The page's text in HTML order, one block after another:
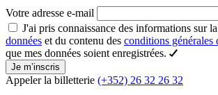
Votre adresse e-mail
J'ai pris connaissance des informations sur la
données et du contenu des conditions générales
que mes données soient enregistrées.
Je m’inscris
Appeler la billetterie (+352) 26 32 26 32